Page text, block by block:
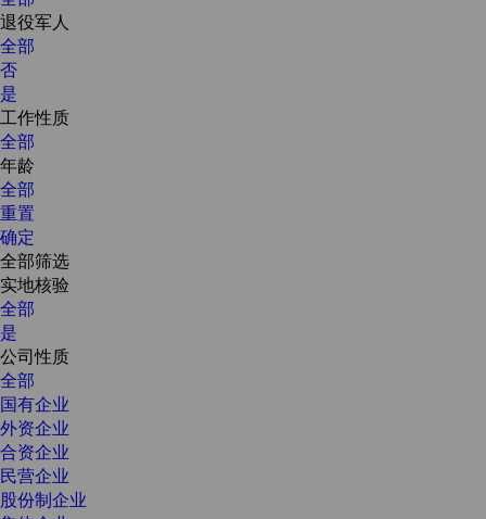
退役军人
全部
否
是
工作性质
全部
年龄
全部
重置
确定
全部筛选
实地核验
全部
是
公司性质
全部
国有企业
外资企业
合资企业
民营企业
股份制企业